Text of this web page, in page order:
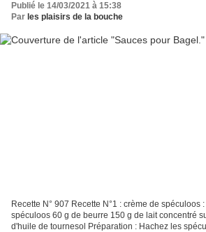
Publié le 14/03/2021 à 15:38
Par les plaisirs de la bouche
Recette N° 907 Recette N°1 : crème de spéculoos
spéculoos 60 g de beurre 150 g de lait concentré
d'huile de tournesol Préparation : Hachez les